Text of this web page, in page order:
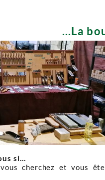
...La
si…
cherchez et vous